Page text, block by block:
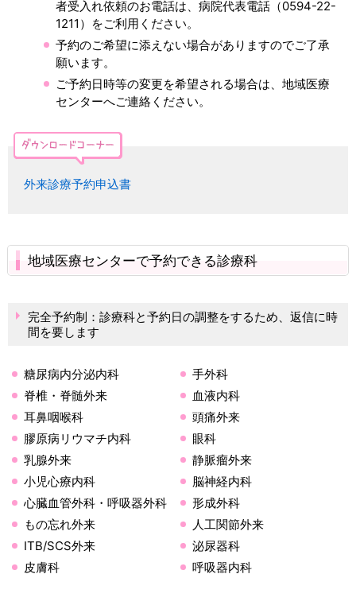
者受入れ依頼のお電話は、病院代表電話（0594-22-
1211）をご利用ください。
予約のご希望に添えない場合がありますのでご了承
願います。
ご予約日時等の変更を希望される場合は、地域医療
センターへご連絡ください。
外来診療予約申込書
地域医療センターで予約できる診療科
完全予約制：診療科と予約日の調整をするため、返信に時
間を要します
糖尿病内分泌内科
手外科
脊椎・脊髄外来
血液内科
耳鼻咽喉科
頭痛外来
膠原病リウマチ内科
眼科
乳腺外来
静脈瘤外来
小児心療内科
脳神経内科
心臓血管外科・呼吸器外科
形成外科
もの忘れ外来
人工関節外来
ITB/SCS外来
泌尿器科
皮膚科
呼吸器内科